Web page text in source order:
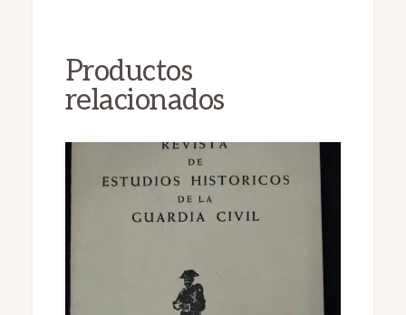
Productos
relacionados